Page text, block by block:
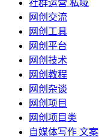
社群运营 私域
网创交流
网创工具
网创平台
网创技术
网创教程
网创杂谈
网创项目
网创项目类
自媒体写作 文案